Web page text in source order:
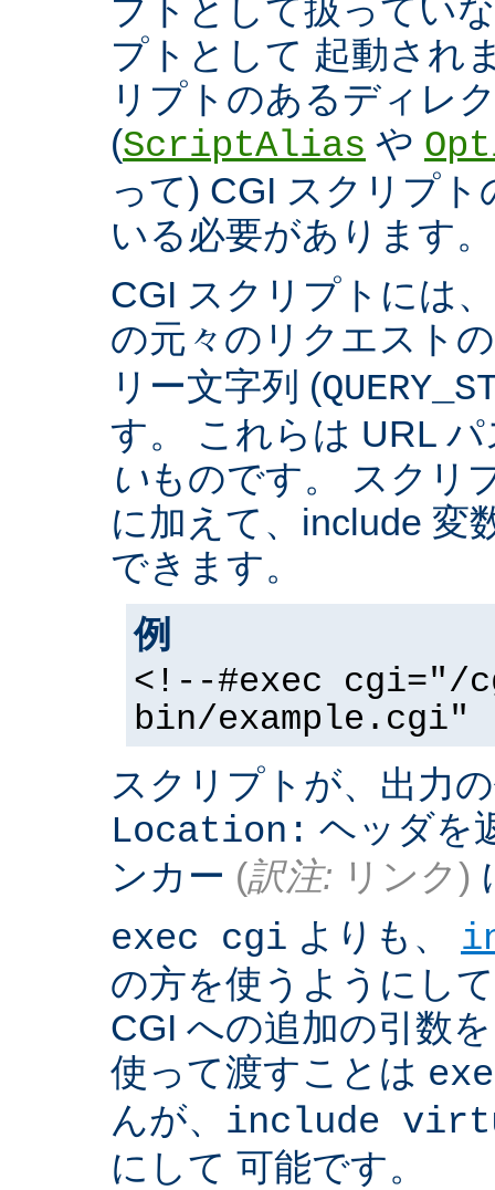
プトとして扱ってい
プトとして 起動され
リプトのあるディレ
(ScriptAlias や
って) CGI スクリプ
いる必要があります。
CGI スクリプトには
の元々のリクエスト
リー文字列 (
す。 これらは URL
いものです。 スクリ
に加えて、include 変
できます。
例
<!--#exec cgi="/
bin/example.cgi"
スクリプトが、出力
Location: ヘッダを
ンカー (訳注: リンク)
exec cgi よりも、
の方を使うようにし
CGI への追加の引数
使って渡すことは
んが、 include
にして 可能です。